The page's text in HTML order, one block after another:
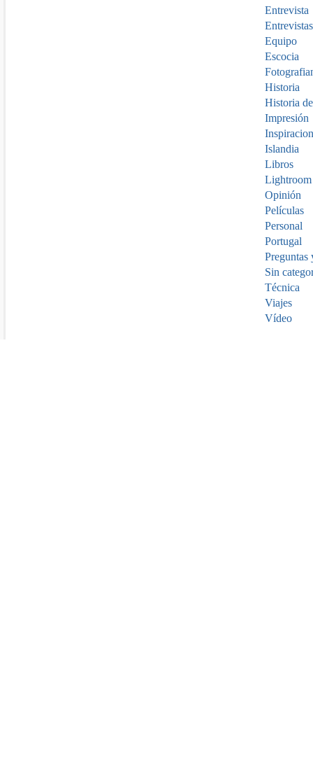
Entrevista
Entrevistas
Equipo
Escocia
Historia
Historia
Impresión
Islandia
Libros
Lightroom
Opinión
Películas
Personal
Portugal
Preguntas
Sin
Técnica
Viajes
Vídeo